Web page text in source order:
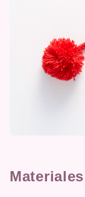
Materiales